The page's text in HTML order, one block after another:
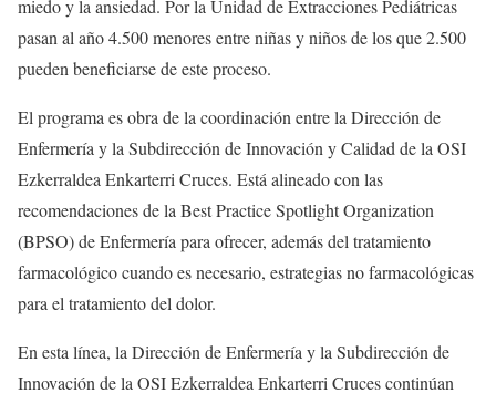
miedo y la ansiedad. Por la Unidad de Extracciones Pediátricas
pasan al año 4.500 menores entre niñas y niños de los que 2.500
pueden beneficiarse de este proceso.
El programa es obra de la coordinación entre la Dirección de
Enfermería y la Subdirección de Innovación y Calidad de la OSI
Ezkerraldea Enkarterri Cruces. Está alineado con las
recomendaciones de la Best Practice Spotlight Organization
(BPSO) de Enfermería para ofrecer, además del tratamiento
farmacológico cuando es necesario, estrategias no farmacológicas
para el tratamiento del dolor.
En esta línea, la Dirección de Enfermería y la Subdirección de
Innovación de la OSI Ezkerraldea Enkarterri Cruces continúan